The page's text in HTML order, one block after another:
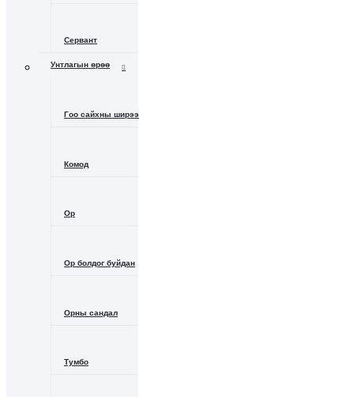
Сервант
Унтлагын өрөө
Гоо сайхны ширээ
Комод
Ор
Ор болдог буйдан
Орны сандал
Тумбо